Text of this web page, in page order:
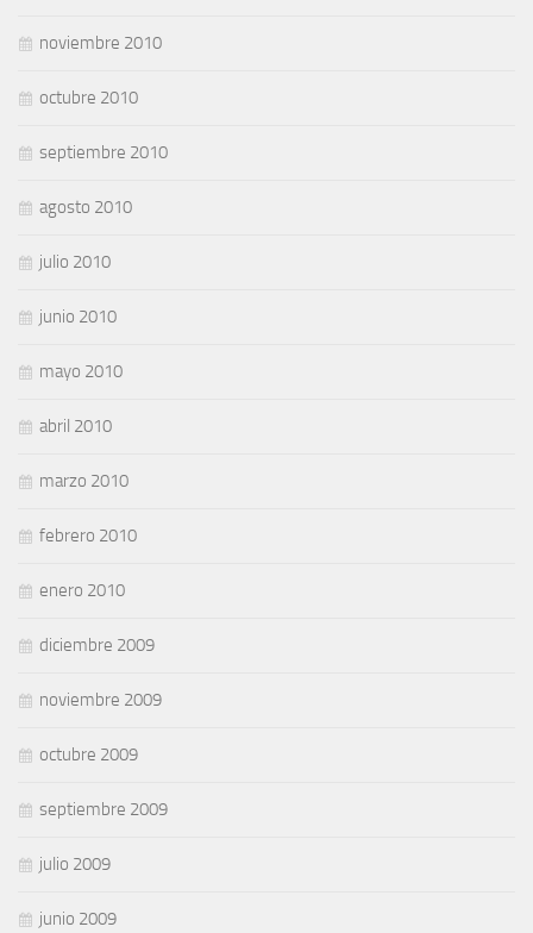
noviembre 2010
octubre 2010
septiembre 2010
agosto 2010
julio 2010
junio 2010
mayo 2010
abril 2010
marzo 2010
febrero 2010
enero 2010
diciembre 2009
noviembre 2009
octubre 2009
septiembre 2009
julio 2009
junio 2009